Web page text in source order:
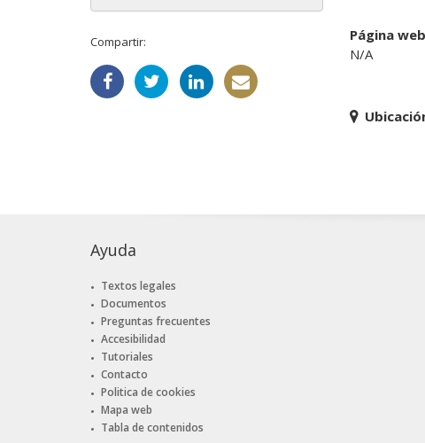
Compartir:
Página web
N/A
Ayuda
Textos legales
Documentos
Preguntas frecuentes
Accesibilidad
Tutoriales
Contacto
Politica de cookies
Mapa web
Tabla de contenidos